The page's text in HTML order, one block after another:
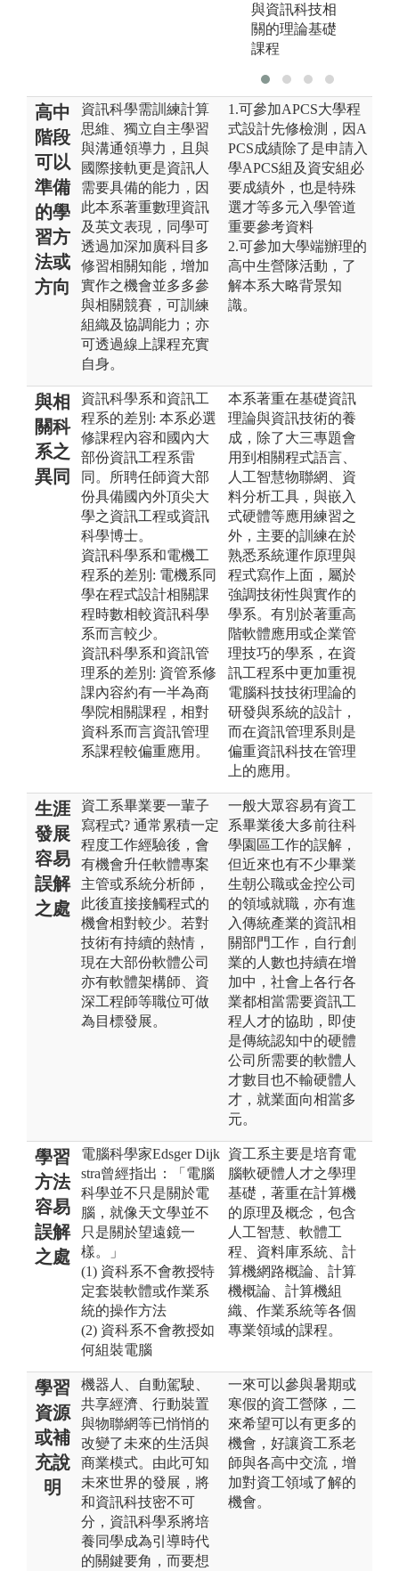
與資訊科技相
關的理論基礎
課程
高中
階段
可以
準備
的學
習方
法或
方向
資訊科學需訓練計算
思維、獨立自主學習
與溝通領導力，且與
國際接軌更是資訊人
需要具備的能力，因
此本系著重數理資訊
及英文表現，同學可
透過加深加廣科目多
修習相關知能，增加
實作之機會並多多參
與相關競賽，可訓練
組織及協調能力；亦
可透過線上課程充實
自身。
1.可參加APCS大學程
式設計先修檢測，因A
PCS成績除了是申請入
學APCS組及資安組必
要成績外，也是特殊
選才等多元入學管道
重要參考資料
2.可參加大學端辦理的
高中生營隊活動，了
解本系大略背景知
識。
與相
關科
系之
異同
資訊科學系和資訊工
程系的差別: 本系必選
修課程內容和國內大
部份資訊工程系雷
同。所聘任師資大部
份具備國內外頂尖大
學之資訊工程或資訊
科學博士。
資訊科學系和電機工
程系的差別: 電機系同
學在程式設計相關課
程時數相較資訊科學
系而言較少。
資訊科學系和資訊管
理系的差別: 資管系修
課內容約有一半為商
學院相關課程，相對
資科系而言資訊管理
系課程較偏重應用。
本系著重在基礎資訊
理論與資訊技術的養
成，除了大三專題會
用到相關程式語言、
人工智慧物聯網、資
料分析工具，與嵌入
式硬體等應用練習之
外，主要的訓練在於
熟悉系統運作原理與
程式寫作上面，屬於
強調技術性與實作的
學系。有別於著重高
階軟體應用或企業管
理技巧的學系，在資
訊工程系中更加重視
電腦科技技術理論的
研發與系統的設計，
而在資訊管理系則是
偏重資訊科技在管理
上的應用。
生涯
發展
容易
誤解
之處
資工系畢業要一輩子
寫程式? 通常累積一定
程度工作經驗後，會
有機會升任軟體專案
主管或系統分析師，
此後直接接觸程式的
機會相對較少。若對
技術有持續的熱情，
現在大部份軟體公司
亦有軟體架構師、資
深工程師等職位可做
為目標發展。
一般大眾容易有資工
系畢業後大多前往科
學園區工作的誤解，
但近來也有不少畢業
生朝公職或金控公司
的領域就職，亦有進
入傳統產業的資訊相
關部門工作，自行創
業的人數也持續在增
加中，社會上各行各
業都相當需要資訊工
程人才的協助，即使
是傳統認知中的硬體
公司所需要的軟體人
才數目也不輸硬體人
才，就業面向相當多
元。
學習
方法
容易
誤解
之處
電腦科學家Edsger Dijk
stra曾經指出：「電腦
科學並不只是關於電
腦，就像天文學並不
只是關於望遠鏡一
樣。」
(1) 資科系不會教授特
定套裝軟體或作業系
統的操作方法
(2) 資科系不會教授如
何組裝電腦
資工系主要是培育電
腦軟硬體人才之學理
基礎，著重在計算機
的原理及概念，包含
人工智慧、軟體工
程、資料庫系統、計
算機網路概論、計算
機概論、計算機組
織、作業系統等各個
專業領域的課程。
學習
資源
或補
充說
明
機器人、自動駕駛、
共享經濟、行動裝置
與物聯網等已悄悄的
改變了未來的生活與
商業模式。由此可知
未來世界的發展，將
和資訊科技密不可
分，資訊科學系將培
養同學成為引導時代
的關鍵要角，而要想
一來可以參與暑期或
寒假的資工營隊，二
來希望可以有更多的
機會，好讓資工系老
師與各高中交流，增
加對資工領域了解的
機會。